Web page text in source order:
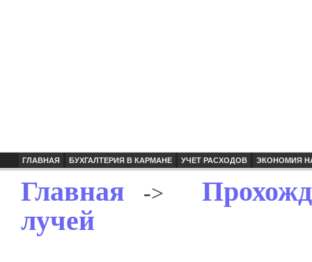
ГЛАВНАЯ БУХГАЛТЕРИЯ В КАРМАНЕ УЧЕТ РАСХОДОВ ЭКОНОМИЯ
Главная ->
лучей